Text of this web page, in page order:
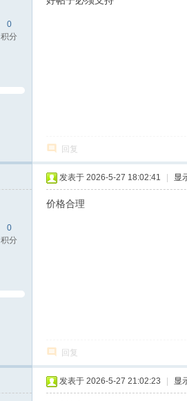
0
积分
回复
0
积分
发表于 2026-5-27 18:02:41 显
价格合理
回复
发表于 2026-5-27 21:02:23 显